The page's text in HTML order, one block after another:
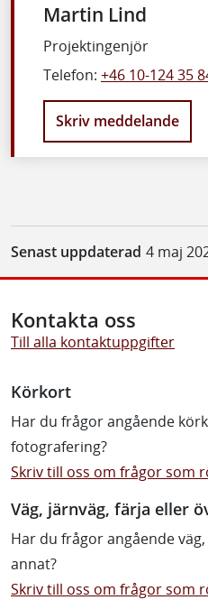
Martin Lind
Projektingenjör
Telefon: +46 10-124 35
Skriv meddelande
Senast uppdaterad 4 maj
Kontakta oss
Till alla kontaktuppgifter
Körkort
Har du frågor angående
fotografering?
Skriv till oss om frågor som
Väg, järnväg, färja eller
Har du frågor angående
annat?
Skriv till oss om frågor som